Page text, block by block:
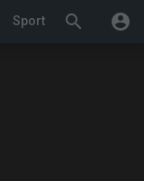
search account_circle
Sport